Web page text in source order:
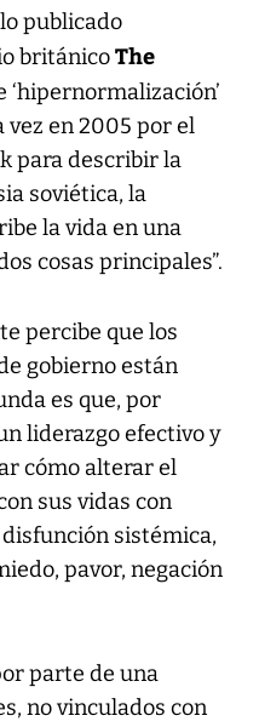
publicado
británicoThe
‘hipernormalización’
vez en 2005 por el
para describir la
soviética, la
la vida en una
cosas principales”.
percibe que los
gobierno están
es que, por
liderazgo efectivo y
cómo alterar el
sus vidas con
sistémica,
pavor, negación
parte de una
no vinculados con